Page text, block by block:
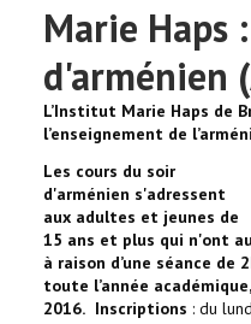
Marie Haps
d'arménien
L’Institut Marie Haps de
l’enseignement de
Les cours du soir
d'arménien s'adressent
aux adultes et jeunes de
15 ans et plus qui n'ont
à raison d’une séance
toute l’année
2016. Inscriptions : du